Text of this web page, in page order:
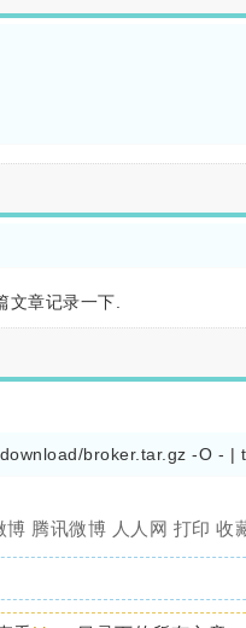
章记录一下.
博 腾讯微博 人人网 打印 收